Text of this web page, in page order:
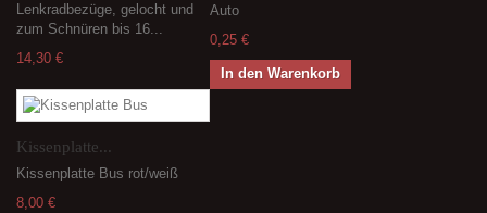
Lenkradbezüge, gelocht und
zum Schnüren bis 16...
14,30 €
Auto
0,25 €
In den Warenkorb
Kissenplatte...
Kissenplatte Bus rot/weiß
8,00 €